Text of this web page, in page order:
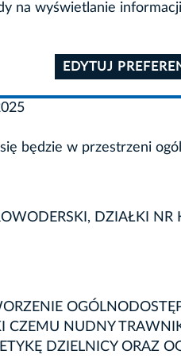
na wyświetlanie
EDYTUJ
będzie w przestrzeni
DZIAŁKI
CZEMU NUDNY
DZIELNICY ORAZ